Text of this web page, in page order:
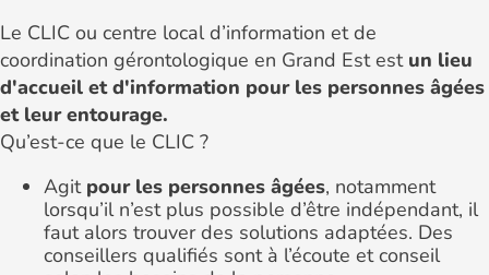
Le CLIC ou centre local d’information et de
coordination gérontologique en Grand Est est un lieu
d'accueil et d'information pour les personnes âgées
et leur entourage.
Qu’est-ce que le CLIC ?
Agit pour les personnes âgées, notamment
lorsqu’il n’est plus possible d’être indépendant, il
faut alors trouver des solutions adaptées. Des
conseillers qualifiés sont à l’écoute et conseil